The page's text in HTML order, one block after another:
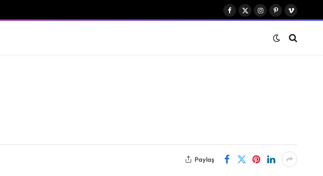
Facebook
X
Instagram
Pinterest
Vimeo
Paylaş